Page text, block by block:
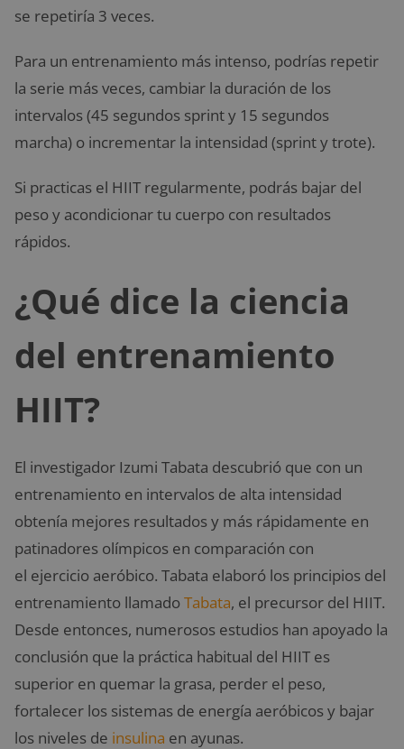
se repetiría 3 veces.
Para un entrenamiento más intenso, podrías repetir
la serie más veces, cambiar la duración de los
intervalos (45 segundos sprint y 15 segundos
marcha) o incrementar la intensidad (sprint y trote).
Si practicas el HIIT regularmente, podrás bajar del
peso y acondicionar tu cuerpo con resultados
rápidos.
¿Qué dice la ciencia
del entrenamiento
HIIT?
El investigador Izumi Tabata descubrió que con un
entrenamiento en intervalos de alta intensidad
obtenía mejores resultados y más rápidamente en
patinadores olímpicos en comparación con
el ejercicio aeróbico. Tabata elaboró los principios del
entrenamiento llamadoTabata, el precursor del HIIT.
Desde entonces, numerosos estudios han apoyado la
conclusión que la práctica habitual del HIIT es
superior en quemar la grasa, perder el peso,
fortalecer los sistemas de energía aeróbicos y bajar
los niveles de insulina en ayunas.